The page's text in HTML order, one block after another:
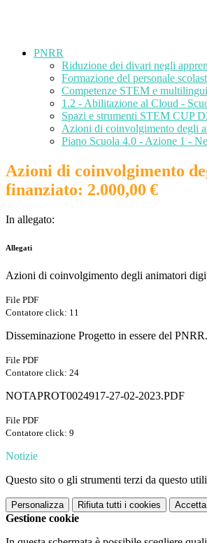
PNRR
Riduzione dei divari negli
Formazione del personale
Competenze STEM e
1.2 - Abilitazione al Cloud -
Spazi e strumenti STEM CUP
Azioni di coinvolgimento degli
Piano Scuola 4.0 - Azione 1 -
Azioni di coinvolgimento
finanziato: 2.000,00 €
In allegato:
Allegati
Azioni di coinvolgimento degli animatori
File PDF
Contatore click: 11
Disseminazione Progetto in essere del
File PDF
Contatore click: 24
NOTAPROT0024917-27-02-2023.PDF
File PDF
Contatore click: 9
Notizie
Questo sito o gli strumenti terzi da questo
Personalizza Rifiuta tutti i cookies
Gestione cookie